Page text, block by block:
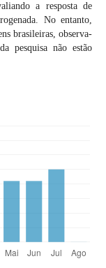
a resposta de
No entanto,
brasileiras, observa-
pesquisa não estão